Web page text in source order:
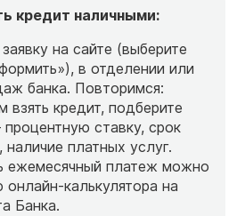
кредит наличными:
на сайте (выберите
в отделении или
банка. Повторимся:
взять кредит, подберите
ставку, срок
наличие платных услуг.
ежемесячный платеж можно
калькулятора на
Банка.